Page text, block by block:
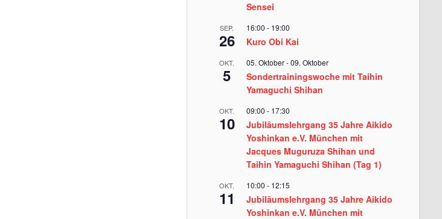
Sensei
SEP.
26
16:00 - 19:00
Kuro Obi Kai
OKT.
5
05. Oktober-09. Oktober
Sondertrainingswoche mit Taihin
Yamaguchi Shihan
OKT.
10
09:00 - 17:30
Jubiläumslehrgang 35 Jahre Aikido
Yoshinkan e.V. München mit
Jacques Muguruza Shihan und
Taihin Yamaguchi Shihan (Tag 1)
OKT.
11
10:00 - 12:15
Jubiläumslehrgang 35 Jahre Aikido
Yoshinkan e.V. München mit